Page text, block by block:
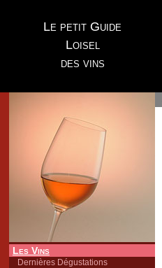
Le petit Guide
Loisel
des vins
Les Vins
Dernières Dégustations